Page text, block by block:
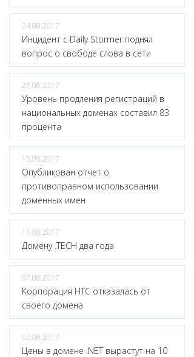
24.08.2017
Инцидент с Daily Stormer поднял
вопрос о свободе слова в сети
21.08.2017
Уровень продления регистраций в
национальных доменах составил 83
процента
15.08.2017
Опубликован отчет о
противоправном использовании
доменных имен
11.08.2017
Домену .TECH два года
07.08.2017
Корпорация HTC отказалась от
своего домена
02.08.2017
Цены в домене .NET вырастут на 10